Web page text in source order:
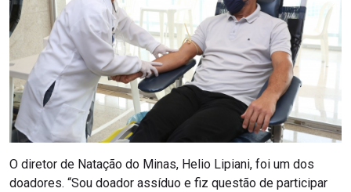
O diretor de Natação do Minas, Helio Lipiani, foi um dos
doadores. “Sou doador assíduo e fiz questão de participar